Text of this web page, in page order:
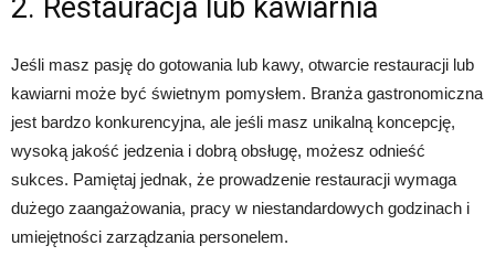
2. Restauracja lub kawiarnia
Jeśli masz pasję do gotowania lub kawy, otwarcie restauracji lub
kawiarni może być świetnym pomysłem. Branża gastronomiczna
jest bardzo konkurencyjna, ale jeśli masz unikalną koncepcję,
wysoką jakość jedzenia i dobrą obsługę, możesz odnieść
sukces. Pamiętaj jednak, że prowadzenie restauracji wymaga
dużego zaangażowania, pracy w niestandardowych godzinach i
umiejętności zarządzania personelem.